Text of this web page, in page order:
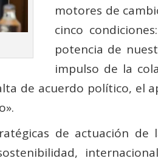
motores de
cinco
potencia de
impulso de la
de acuerdo político, el
de actuación